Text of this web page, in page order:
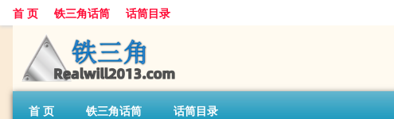
首 页 铁三角话筒 话筒目录
首 页 铁三角话筒 话筒目录